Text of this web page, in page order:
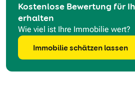
Kostenlose Bewertung für
erhalten
Wie viel ist Ihre Immobilie wert?
Immobilie schätzen lassen